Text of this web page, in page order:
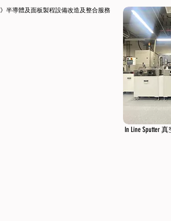
》半導體及面板製程設備改造及整合服務
In Line Sputter